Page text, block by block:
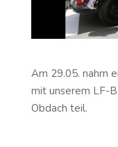
Am 29.05. nahm
mit unserem LF-
Obdach teil.